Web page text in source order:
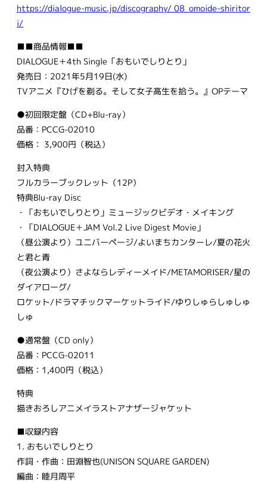
https://dialogue-music.jp/discography/ 08_omoide-shiritor
i/
■■商品情報■■
DIALOGUE＋4th Single「おもいでしりとり」
発売日：2021年5月19日(水)
TVアニメ『ひげを剃る。そして女子高生を拾う。』OPテーマ
●初回限定盤（CD+Blu-ray）
品番：PCCG-02010
価格： 3,900円（税込）
封入特典
フルカラーブックレット（12P）
特典Blu-ray Disc
・「おもいでしりとり」ミュージックビデオ・メイキング
・「DIALOGUE＋JAM Vol.2 Live Digest Movie」
（昼公演より）ユニバーページ/よいまちカンターレ/夏の花火
と君と青
（夜公演より）さよならレディーメイド/METAMORISER/星の
ダイアローグ/
ロケット/ドラマチックマーケットライド/ゆりしゅらしゅしゅ
しゅ
●通常盤（CD only）
品番：PCCG-02011
価格：1,400円（税込）
特典
描きおろしアニメイラストアナザージャケット
■収録内容
1. おもいでしりとり
作詞・作曲：田淵智也(UNISON SQUARE GARDEN)
編曲：睦月周平